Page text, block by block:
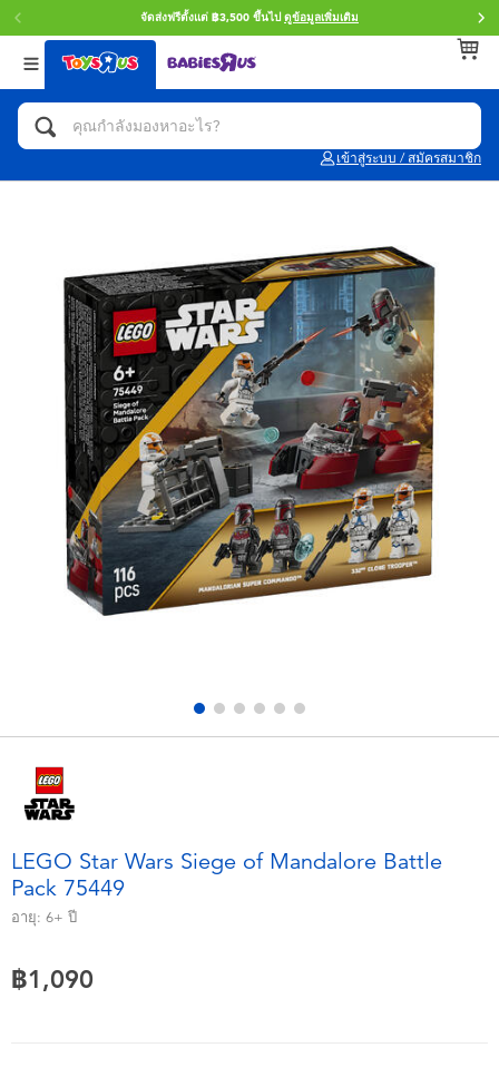
จัดส่งฟรีตั้งแต่ ฿3,500 ขึ้นไป ดูข้อมูลเพิ่มเติม
เข้าสู่ระบบ / สมัครสมาชิก
กลับ
หมวดหมู่
แอคชั่นฟิกเกอร์ และการสวมบทบาทเป็นฮีโร่
รถของเล่น, รถบรรทุกของเล่น, รถไฟของเล่น
และรีโมทบังคับ
กิจกรรมและงานคราฟท์
ตุ๊กตาและของสะสม
อุปกรณ์อิเล็คทรอนิกส์
เกมและพัซเซิล
กิจกรรมกลางแจ้งและกีฬา
ของเล่นนุ่มนิ่ม
กลับ
แบรนด์
Toy Story ทอย สตอรี่
LEGOเลโก้
Blokees บล็อคคีส์
Zuru ซูรู
X-Shot
playpop
กลับ
Age
0~2 ปี
8~11 ปี
12~14 ปี
14+ ปี
LEGO Star Wars Siege of Mandalore Battle
Pack 75449
อายุ: 6+ ปี
฿1,090